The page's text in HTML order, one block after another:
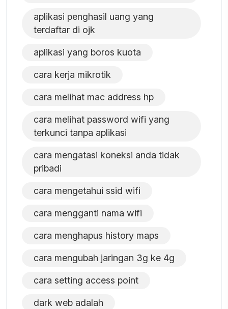
aplikasi penghasil uang yang
terdaftar di ojk
aplikasi yang boros kuota
cara kerja mikrotik
cara melihat mac address hp
cara melihat password wifi yang
terkunci tanpa aplikasi
cara mengatasi koneksi anda tidak
pribadi
cara mengetahui ssid wifi
cara mengganti nama wifi
cara menghapus history maps
cara mengubah jaringan 3g ke 4g
cara setting access point
dark web adalah